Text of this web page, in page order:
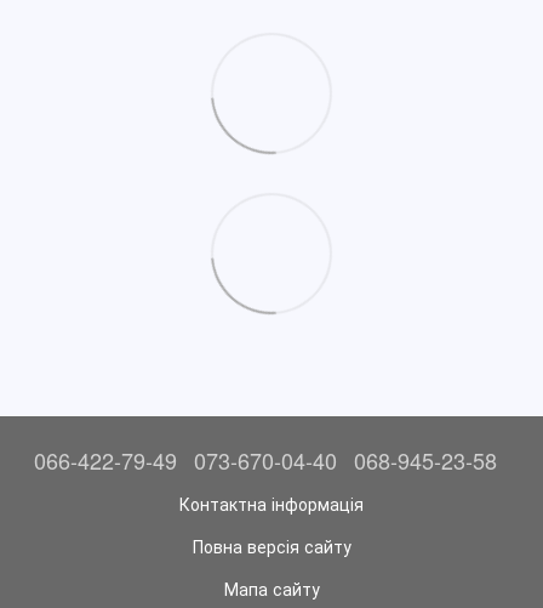
066-422-79-49 073-670-04-40 068-945-23-58
Контактна інформація
Повна версія сайту
Мапа сайту